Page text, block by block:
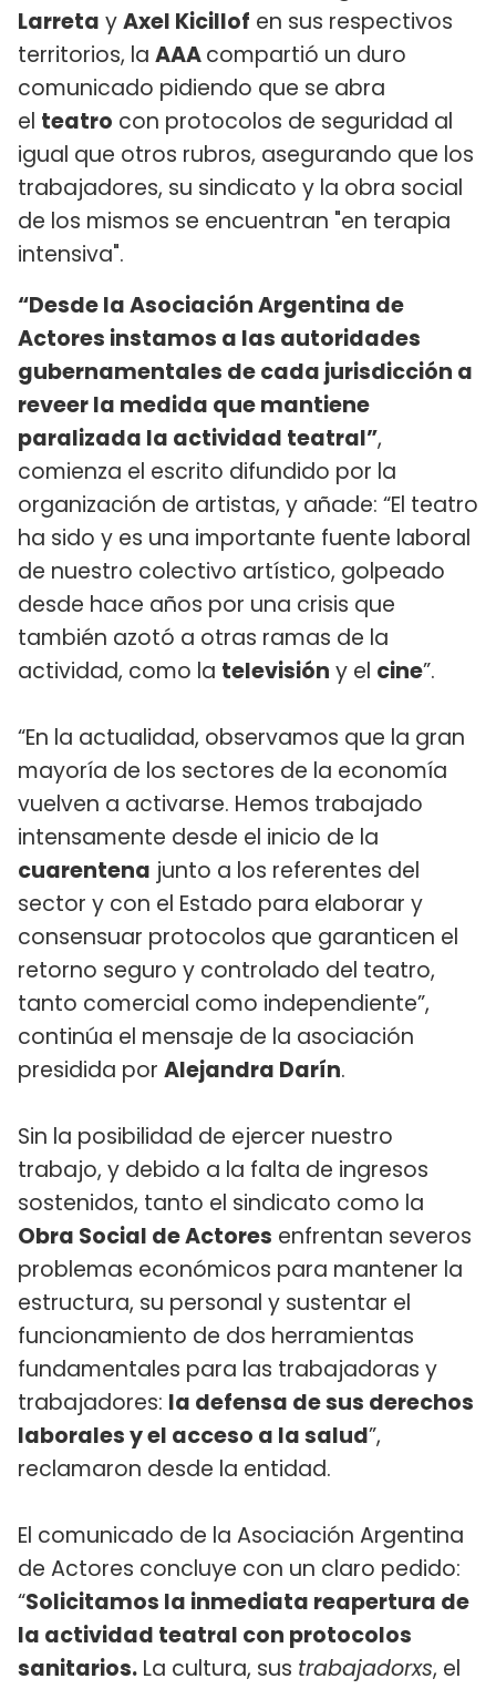
Larreta yAxel Kicillof en sus respectivos
territorios, la AAAcompartió un duro
comunicado pidiendo que se abra
el teatro con protocolos de seguridad al
igual que otros rubros, asegurando que los
trabajadores, su sindicato y la obra social
de los mismos se encuentran "en terapia
intensiva".
“Desde la Asociación Argentina de
Actores instamos a las autoridades
gubernamentales de cada jurisdicción a
reveer la medida que mantiene
paralizada la actividad teatral”,
comienza el escrito difundido por la
organización de artistas, y añade: “El teatro
ha sido y es una importante fuente laboral
de nuestro colectivo artístico, golpeado
desde hace años por una crisis que
también azotó a otras ramas de la
actividad, como la televisión y el cine”.
“En la actualidad, observamos que la gran
mayoría de los sectores de la economía
vuelven a activarse. Hemos trabajado
intensamente desde el inicio de la
cuarentena junto a los referentes del
sector y con el Estado para elaborar y
consensuar protocolos que garanticen el
retorno seguro y controlado del teatro,
tanto comercial como independiente”,
continúa el mensaje de la asociación
presidida por Alejandra Darín.
Sin la posibilidad de ejercer nuestro
trabajo, y debido a la falta de ingresos
sostenidos, tanto el sindicato como la
Obra Social de Actores enfrentan severos
problemas económicos para mantener la
estructura, su personal y sustentar el
funcionamiento de dos herramientas
fundamentales para las trabajadoras y
trabajadores: la defensa de sus derechos
laborales y el acceso a la salud”,
reclamaron desde la entidad.
El comunicado de la Asociación Argentina
de Actores concluye con un claro pedido:
“Solicitamos la inmediata reapertura de
la actividad teatral con protocolos
sanitarios. La cultura, sus trabajadorxs, el